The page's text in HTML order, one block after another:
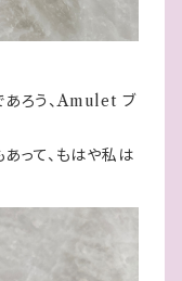
ろう、Amulet ブ
って、もはや私は